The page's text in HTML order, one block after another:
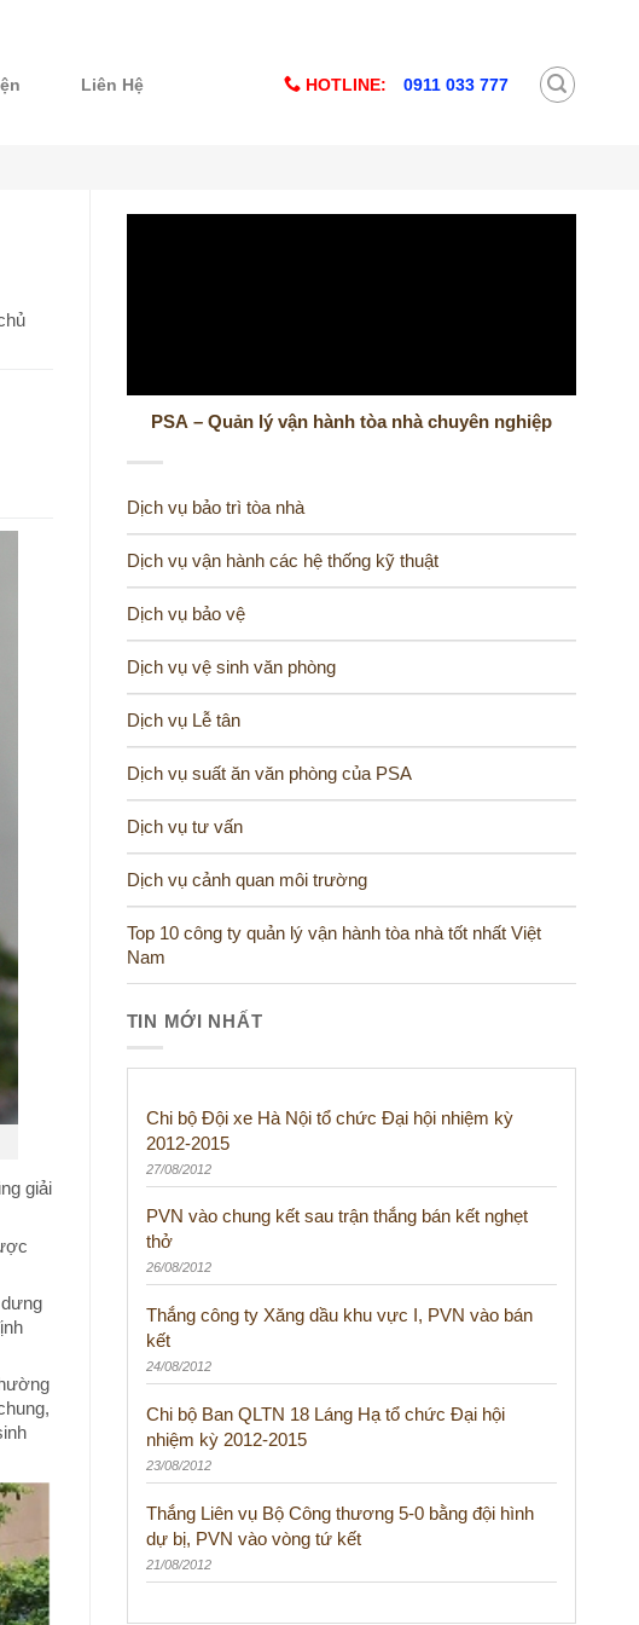
Liên Hệ HOTLINE: 0911 033 777
giải
PSA – Quản lý vận hành tòa nhà chuyên nghiệp
Dịch vụ bảo trì tòa nhà
Dịch vụ vận hành các hệ thống kỹ thuật
Dịch vụ bảo vệ
Dịch vụ vệ sinh văn phòng
Dịch vụ Lễ tân
Dịch vụ suất ăn văn phòng của PSA
Dịch vụ tư vấn
Dịch vụ cảnh quan môi trường
Top 10 công ty quản lý vận hành tòa nhà tốt nhất Việt
Nam
TIN MỚI NHẤT
Chi bộ Đội xe Hà Nội tổ chức Đại hội nhiệm kỳ
2012-2015
27/08/2012
PVN vào chung kết sau trận thắng bán kết nghẹt
thở
26/08/2012
Thắng công ty Xăng dầu khu vực I, PVN vào bán
kết
24/08/2012
Chi bộ Ban QLTN 18 Láng Hạ tổ chức Đại hội
nhiệm kỳ 2012-2015
23/08/2012
Thắng Liên vụ Bộ Công thương 5-0 bằng đội hình
dự bị, PVN vào vòng tứ kết
21/08/2012